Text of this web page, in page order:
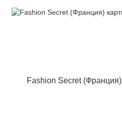
Fashion Secret (Франция)